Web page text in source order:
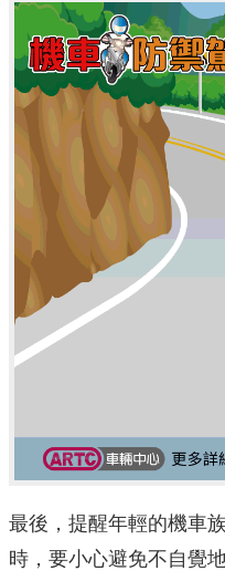
最後，提醒年輕的機車
時，要小心避免不自覺